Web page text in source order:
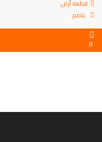
قطعة أرض
عاصم
0